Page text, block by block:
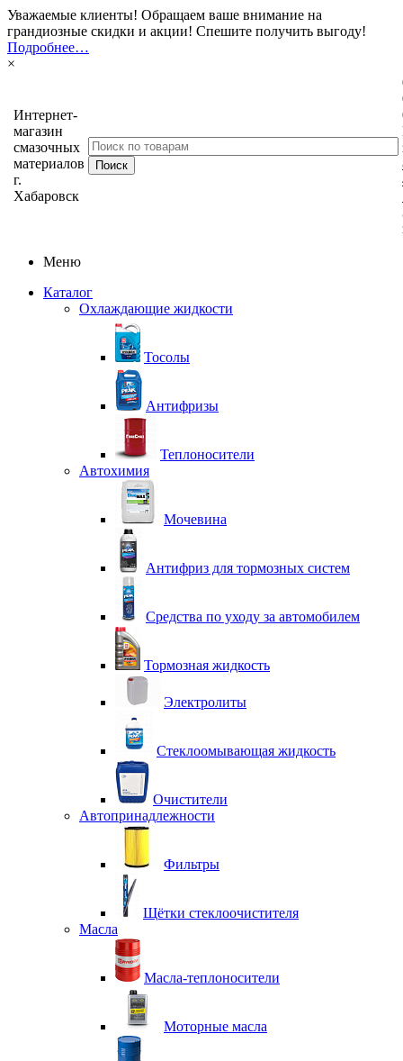
Уважаемые клиенты! Обращаем ваше внимание на
грандиозные скидки и акции! Спешите получить выгоду!
Подробнее…
×
Интернет-
магазин
смазочных
материалов
г.
Хабаровск
Меню
Каталог
Охлаждающие жидкости
Тосолы
Антифризы
Теплоносители
Автохимия
Мочевина
Антифриз для тормозных систем
Средства по уходу за автомобилем
Тормозная жидкость
Электролиты
Стеклоомывающая жидкость
Очистители
Автопринадлежности
Фильтры
Щётки стеклоочистителя
Масла
Масла-теплоносители
Моторные масла